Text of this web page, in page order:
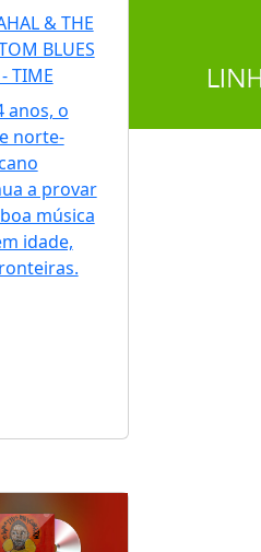
& THE
BLUES
TIME
anos, o
norte-
a provar
música
idade,